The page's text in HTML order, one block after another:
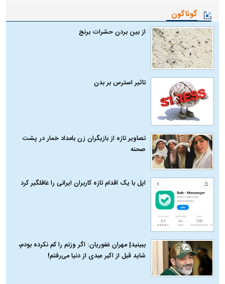
گوناگون
از بین بردن حشرات برنج
تاثیر استرس بر بدن
تصاویر تازه از بازیگران زن بامداد خمار در پشت
صحنه
اپل با یک اقدام تازه کاربران ایرانی را غافلگیر کرد
ببینید| مهران غفوریان: اگر وزنم را کم نکرده بودم،
شاید قبل از اکبر عبدی از دنیا می‌رفتم!